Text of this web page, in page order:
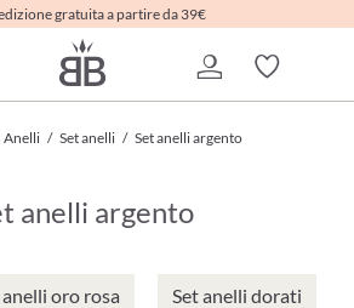
gratuita a partire da 39€
Anelli / Set anelli / Set anelli argento
anelli argento
anelli oro rosa Set anelli dorati